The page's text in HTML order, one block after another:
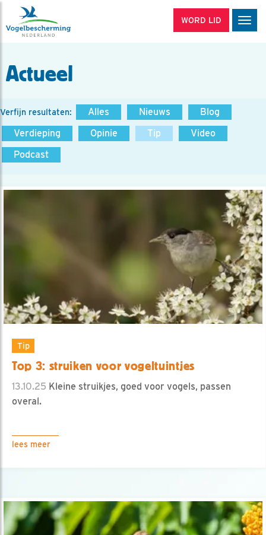
WORD LID
Actueel
Verfijn resultaten: Alles Nieuws
Blog
Verdieping
Opinie Tip
Video
Podcast
Tip
Top 3: struiken voor vogeltuintjes
13.10.25 Kleine struikjes, goed voor vogels, passen
overal.
lees meer